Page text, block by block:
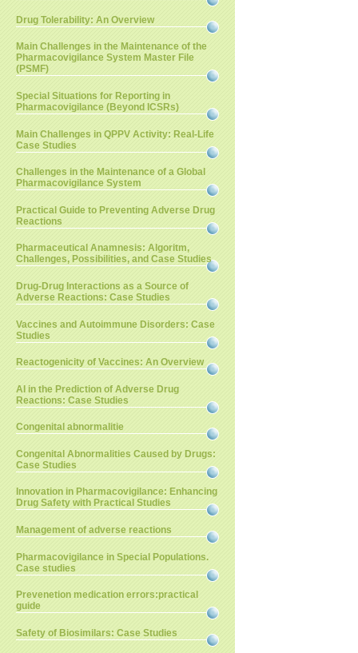
Drug Tolerability: An Overview
Main Challenges in the Maintenance of the
Pharmacovigilance System Master File
(PSMF)
Special Situations for Reporting in
Pharmacovigilance (Beyond ICSRs)
Main Challenges in QPPV Activity: Real-Life
Case Studies
Challenges in the Maintenance of a Global
Pharmacovigilance System
Practical Guide to Preventing Adverse Drug
Reactions
Pharmaceutical Anamnesis: Algoritm,
Challenges, Possibilities, and Case Studies
Drug-Drug Interactions as a Source of
Adverse Reactions: Case Studies
Vaccines and Autoimmune Disorders: Case
Studies
Reactogenicity of Vaccines: An Overview
AI in the Prediction of Adverse Drug
Reactions: Case Studies
Congenital abnormalitie
Congenital Abnormalities Caused by Drugs:
Case Studies
Innovation in Pharmacovigilance: Enhancing
Drug Safety with Practical Studies
Management of adverse reactions
Pharmacovigilance in Special Populations.
Case studies
Prevenetion medication errors:practical
guide
Safety of Biosimilars: Case Studies